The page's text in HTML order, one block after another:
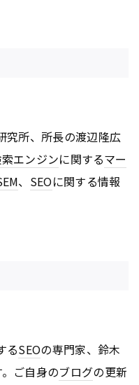
究所、所長の渡辺隆広
エンジンに関するマー
、 SEOに関する情報
るSEOの専門家、鈴木
ご自身のブログの更新